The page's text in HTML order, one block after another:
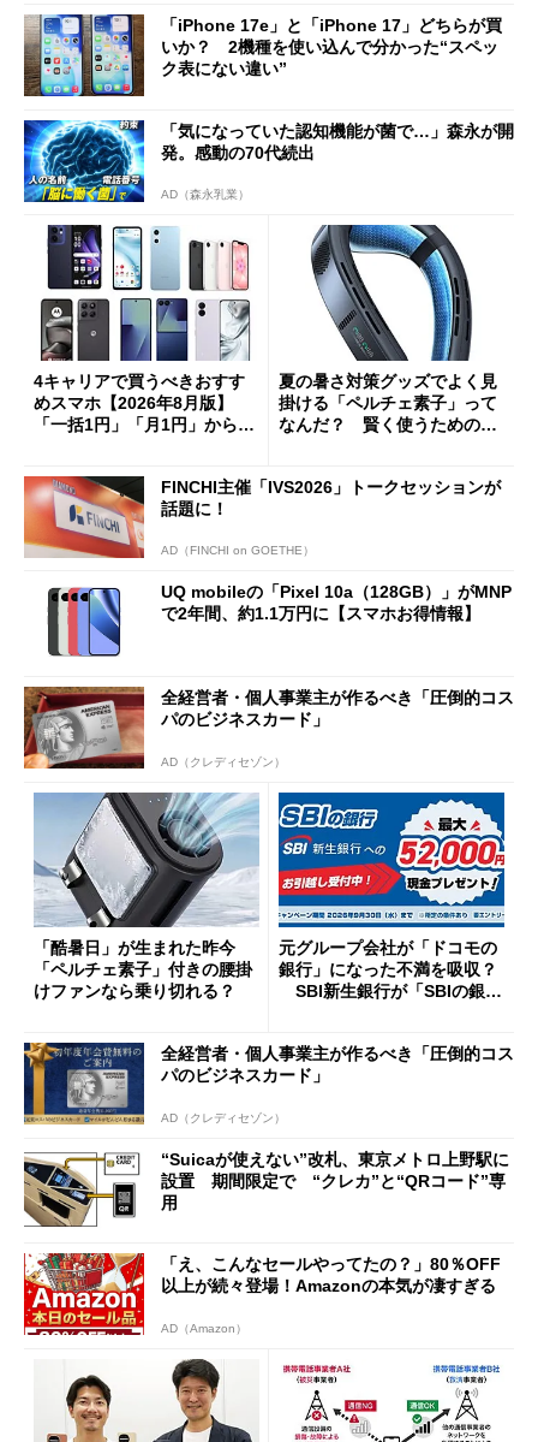
「iPhone 17e」と「iPhone 17」どちらが買
いか？ 2機種を使い込んで分かった“スペッ
ク表にない違い”
「気になっていた認知機能が菌で…」森永が開
発。感動の70代続出
AD（森永乳業）
4キャリアで買うべきおすす
めスマホ【2026年8月版】
「一括1円」「月1円」からお
夏の暑さ対策グッズでよく見
掛ける「ペルチェ素子」って
なんだ？ 賢く使うための注
FINCHI主催「IVS2026」トークセッションが
話題に！
AD（FINCHI on GOETHE）
UQ mobileの「Pixel 10a（128GB）」がMNP
で2年間、約1.1万円に【スマホお得情報】
全経営者・個人事業主が作るべき「圧倒的コス
パのビジネスカード」
AD（クレディセゾン）
「酷暑日」が生まれた昨今
「ペルチェ素子」付きの腰掛
けファンなら乗り切れる？
元グループ会社が「ドコモの
銀行」になった不満を吸収？
SBI新生銀行が「SBIの銀
開催
全経営者・個人事業主が作るべき「圧倒的コス
パのビジネスカード」
AD（クレディセゾン）
“Suicaが使えない”改札、東京メトロ上野駅に
設置 期間限定で “クレカ”と“QRコード”専
用
「え、こんなセールやってたの？」80％OFF
以上が続々登場！Amazonの本気が凄すぎる
AD（Amazon）